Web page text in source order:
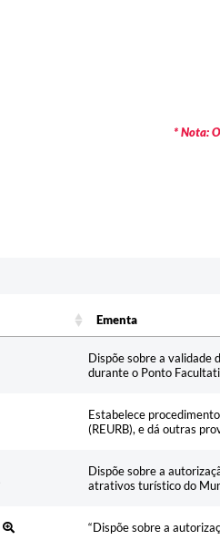
* Nota:
Ementa
Dispõe sobre a validade
durante o Ponto
Estabelece
(REURB), e dá outras
Dispõe sobre a
atrativos turístico do
“Dispõe sobre a